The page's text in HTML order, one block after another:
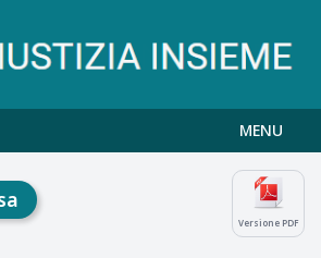
MENU
Versione PDF